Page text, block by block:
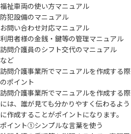
福祉車両の使い方マニュアル
防犯設備のマニュアル
お問い合わせ対応マニュアル
利用者様の金銭・鍵等の管理マニュアル
訪問介護員のシフト交代のマニュアル
など
訪問介護事業所でマニュアルを作成する際
のポイント
訪問介護事業所でマニュアルを作成する際
には、誰が見ても分かりやすく伝わるよう
に作成することがポイントになります。
ポイント①シンプルな言葉を使う